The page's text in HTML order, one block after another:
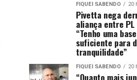
FIQUEI SABENDO 20
Pivetta nega
aliança entre PL
“Tenho uma
suficiente para
tranquilidade”
FIQUEI SABENDO 20
“Quanto mais